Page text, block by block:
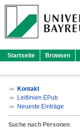
Startseite Browsen
Kontakt
Leitlinien EPub
Neueste Einträge
Suche nach Personen